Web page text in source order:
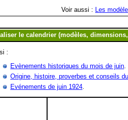
Voir aussi : Les
:
Evènements historiques du mois de juin.
Origine, histoire, proverbes et conseils
Evénements de juin 1924.